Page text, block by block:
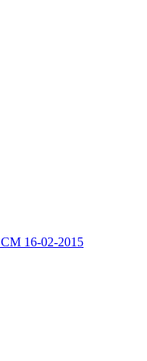
16-02-2015